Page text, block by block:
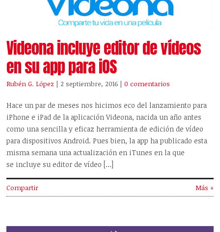
Videona incluye editor de vídeos
en su app para iOS
Rubén G. López | 2 septiembre, 2016 |0 comentarios
Hace un par de meses nos hicimos eco del lanzamiento para
iPhone e iPad de la aplicación Videona, nacida un año antes
como una sencilla y eficaz herramienta de edición de vídeo
para dispositivos Android. Pues bien, la app ha publicado esta
misma semana una actualización en iTunes en la que
se incluye su editor de vídeo […]
Compartir Más »